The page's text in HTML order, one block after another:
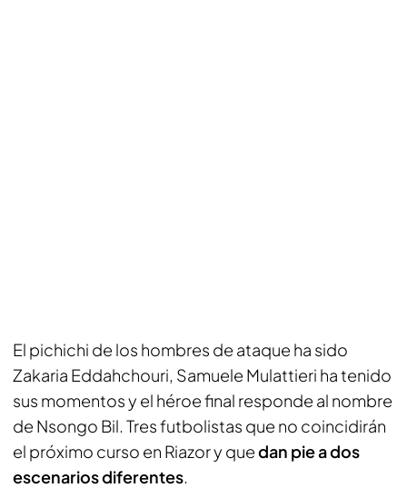
El pichichi de los hombres de ataque ha sido
Zakaria Eddahchouri, Samuele Mulattieri ha tenido
sus momentos y el héroe final responde al nombre
de Nsongo Bil. Tres futbolistas que no coincidirán
el próximo curso en Riazor y quedan pie a dos
escenarios diferentes.